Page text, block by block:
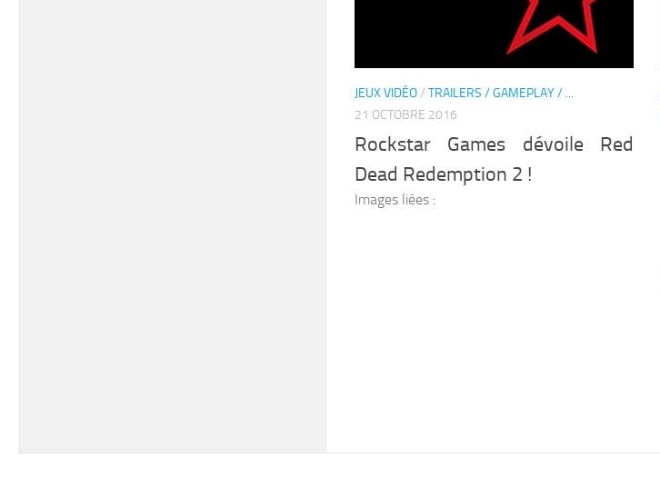
JEUX VIDÉO/ TRAILERS / GAMEPLAY / ...
21 OCTOBRE 2016
Rockstar Games dévoile Red
Dead Redemption 2 !
Images liées :